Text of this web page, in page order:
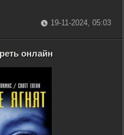
19-11-2024, 05:03
онлайн